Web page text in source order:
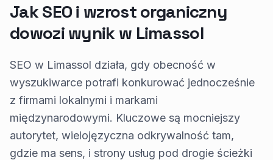
Jak SEO i wzrost organiczny
dowozi wynik w Limassol
SEO w Limassol działa, gdy obecność w
wyszukiwarce potrafi konkurować jednocześnie
z firmami lokalnymi i markami
międzynarodowymi. Kluczowe są mocniejszy
autorytet, wielojęzyczna odkrywalność tam,
gdzie ma sens, i strony usług pod drogie ścieżki